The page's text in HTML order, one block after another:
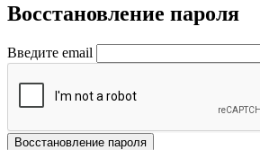
Восстановление пароля
Введите email
Восстановление пароля